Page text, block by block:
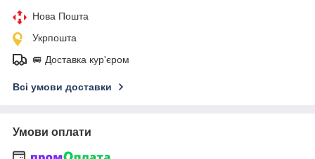
Нова Пошта
Укрпошта
🚐 Доставка кур'єром
Всі умови доставки
Умови оплати